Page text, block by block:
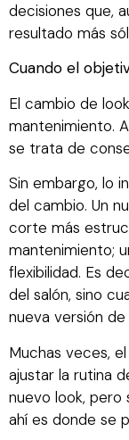
decisiones que,
resultado más
Cuando el
El cambio de
mantenimiento.
se trata de
Sin embargo, lo
del cambio. Un
corte más
mantenimiento;
flexibilidad. Es
del salón, sino
nueva versión
Muchas veces,
ajustar la rutina
nuevo look, pero
ahí es donde se